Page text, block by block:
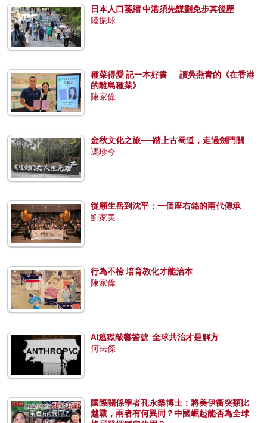
日本人口萎縮 中港須先謀劃免步其後塵
陸振球
種菜得愛 記一本好書──讀吳燕青的《在香港
的離島種菜》
陳家偉
金秋文化之旅──踏上古蜀道，走過劍門關
馮珍今
從顧生岳到沈平：一個座右銘的兩代傳承
劉家美
行為不檢 培育教化才能治本
陳家偉
AI逃獄敲響警號 全球共治才是解方
何民傑
國際關係學者孔永樂博士：將美伊衝突類比
越戰，兩者有何異同？中國崛起能否為全球